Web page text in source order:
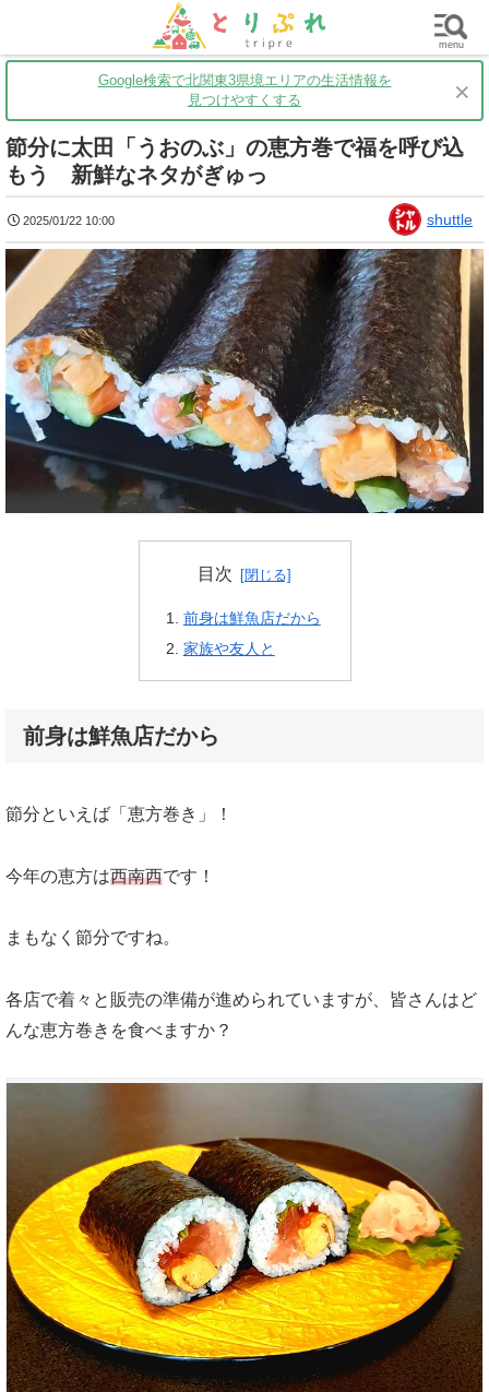
茨城 グルメ 買い物 子育て
Google検索で北関東3県境エリアの生活情報を
見つけやすくする
×
節分に太田「うおのぶ」の恵方巻で福を呼び込
もう 新鮮なネタがぎゅっ
2025/01/22 10:00 shuttle
目次
前身は鮮魚店だから
家族や友人と
前身は鮮魚店だから
節分といえば「恵方巻き」！
今年の恵方は西南西です！
まもなく節分ですね。
各店で着々と販売の準備が進められていますが、皆さんはど
んな恵方巻きを食べますか？
menu